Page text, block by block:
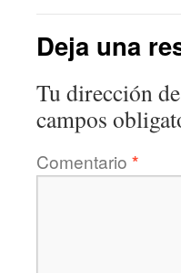
Deja una
Tu dirección
campos
Comentario *